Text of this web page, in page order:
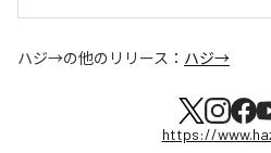
ハジ→の他のリリース： ハジ→
https://